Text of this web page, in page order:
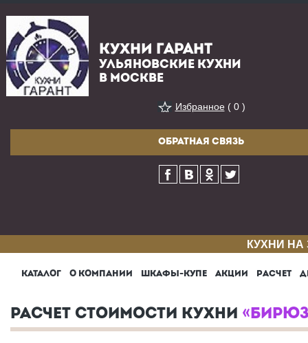
КУХНИ ГАРАНТ
УЛЬЯНОВСКИЕ КУХНИ
В МОСКВЕ
Избранное( 0 )
ОБРАТНАЯ СВЯЗЬ
КУХНИ
КАТАЛОГ О КОМПАНИИ ШКАФЫ-КУПЕ АКЦИИ РАСЧЕТ
РАСЧЕТ СТОИМОСТИ КУХНИ